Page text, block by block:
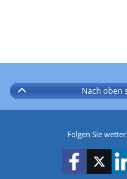
Nach oben
Folgen Sie